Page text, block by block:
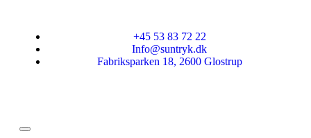
+45 53 83 72 22
Info@suntryk.dk
Fabriksparken 18, 2600 Glostrup